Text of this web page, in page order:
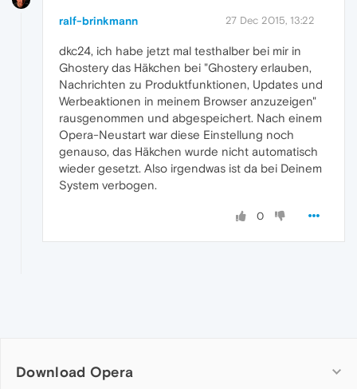
ralf-brinkmann 27 Dec 2015, 13:22
dkc24, ich habe jetzt mal testhalber bei mir in
Ghostery das Häkchen bei "Ghostery erlauben,
Nachrichten zu Produktfunktionen, Updates und
Werbeaktionen in meinem Browser anzuzeigen"
rausgenommen und abgespeichert. Nach einem
Opera-Neustart war diese Einstellung noch
genauso, das Häkchen wurde nicht automatisch
wieder gesetzt. Also irgendwas ist da bei Deinem
System verbogen.
0
Download Opera